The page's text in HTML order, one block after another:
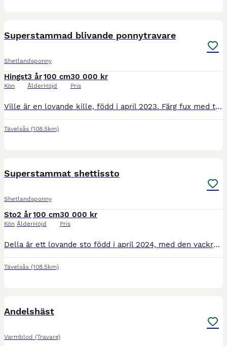
Superstammad blivande ponnytravare
Shetlandsponny
Hingst
Kön
3 år
Ålder
100 cm
Höjd
30 000 kr
Pris
Ville är en lovande kille, född i april 2023. Färg fux med tecken. Ville är fortsatt hingst och säljaren har möjlighet att bestämma om han fortsatt ska vara det eller ej. Ville har stor respekt för el
Tävelsås (108.5km)
Superstammat shettissto
Shetlandsponny
Sto
Kön
2 år
Ålder
100 cm
Höjd
30 000 kr
Pris
Della är ett lovande sto född i april 2024, med den vackra färgen rödskimmel. Hon är toppstammad för ponnytrav och säljs gärna till ett hem där hennes fina härstamning och potential kan tas tillvara
Tävelsås (108.5km)
Andelshäst
Varmblod (Travare)